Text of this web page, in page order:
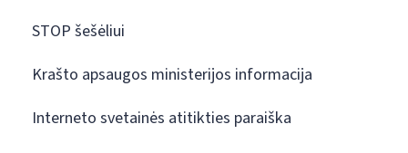
STOP šešėliui
Krašto apsaugos ministerijos informacija
Interneto svetainės atitikties paraiška